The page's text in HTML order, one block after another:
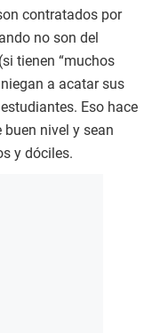
contratados por
no son del
tienen “muchos
a acatar sus
Eso hace
nivel y sean
y dóciles.